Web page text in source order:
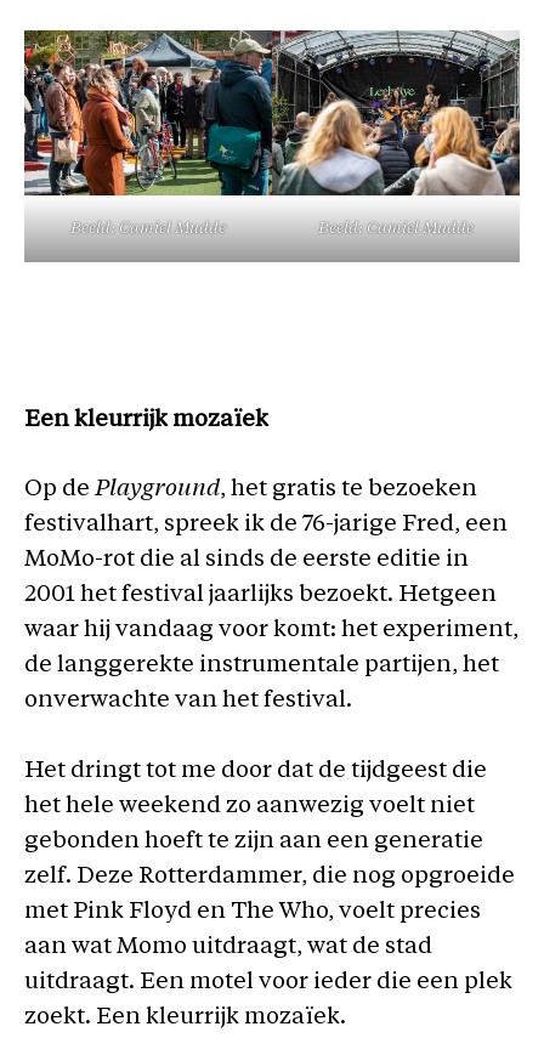
Beeld: Camiel Mudde Beeld: Camiel Mudde
Een kleurrijk mozaïek
Op dePlayground, het gratis te bezoeken
festivalhart, spreek ik de 76-jarige Fred, een
MoMo-rot die al sinds de eerste editie in
2001 het festival jaarlijks bezoekt. Hetgeen
waar hij vandaag voor komt: het experiment,
de langgerekte instrumentale partijen, het
onverwachte van het festival.
Het dringt tot me door dat de tijdgeest die
het hele weekend zo aanwezig voelt niet
gebonden hoeft te zijn aan een generatie
zelf. Deze Rotterdammer, die nog opgroeide
met Pink Floyd en The Who, voelt precies
aan wat Momo uitdraagt, wat de stad
uitdraagt. Een motel voor ieder die een plek
zoekt. Een kleurrijk mozaïek.